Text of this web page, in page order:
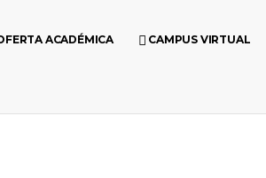
ACADÉMICA CAMPUS VIRTUAL